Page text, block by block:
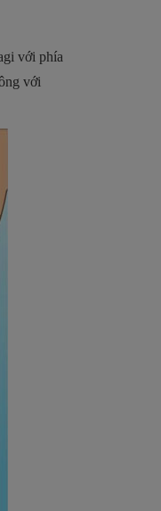
với phía
với